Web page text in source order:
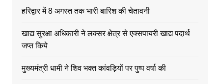
हरिद्वार में 8 अगस्त तक भारी बारिश की चेतावनी
खाद्य सुरक्षा अधिकारी ने लक्सर क्षेत्र से एक्सपायरी खाद्य पदार्थ
जप्त किये
मुख्यमंत्री धामी ने शिव भक्त कांवड़ियों पर पुष्प वर्षा की